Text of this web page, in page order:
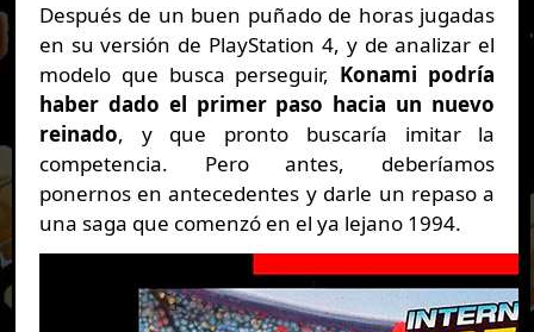
Después de un buen puñado de horas jugadas
en su versión de PlayStation 4, y de analizar el
modelo que busca perseguir, Konami podría
haber dado el primer paso hacia un nuevo
reinado, y que pronto buscaría imitar la
competencia. Pero antes, deberíamos
ponernos en antecedentes y darle un repaso a
una saga que comenzó en el ya lejano 1994.